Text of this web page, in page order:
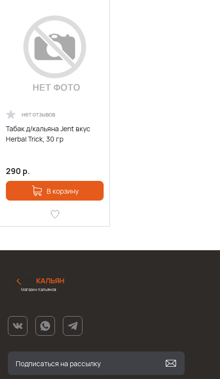
нет отзывов
Табак д/кальяна Jent вкус
Herbal Trick, 30 гр
290 р.
В корзину
Магазин Кальянов